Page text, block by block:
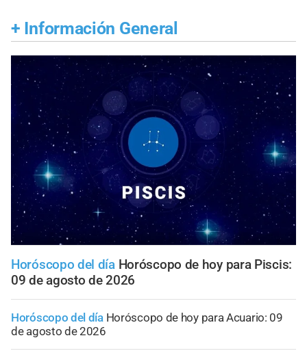
+ Información General
Horóscopo del día Horóscopo de hoy para Piscis:
09 de agosto de 2026
Horóscopo del día Horóscopo de hoy para Acuario: 09
de agosto de 2026